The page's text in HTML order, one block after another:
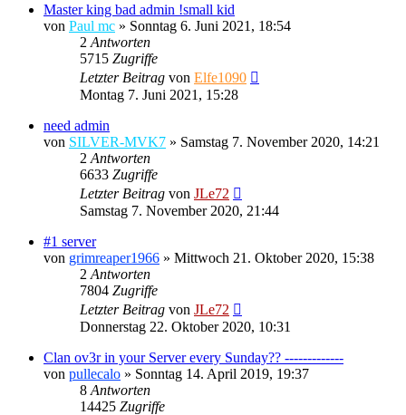
Master king bad admin !small kid
von Paul mc » Sonntag 6. Juni 2021, 18:54
2 Antworten
5715 Zugriffe
Letzter Beitrag von Elfe1090
Montag 7. Juni 2021, 15:28
need admin
von SILVER-MVK7 » Samstag 7. November 2020, 14:21
2 Antworten
6633 Zugriffe
Letzter Beitrag von JLe72
Samstag 7. November 2020, 21:44
#1 server
von grimreaper1966 » Mittwoch 21. Oktober 2020, 15:38
2 Antworten
7804 Zugriffe
Letzter Beitrag von JLe72
Donnerstag 22. Oktober 2020, 10:31
Clan ov3r in your Server every Sunday?? -------------
von pullecalo » Sonntag 14. April 2019, 19:37
8 Antworten
14425 Zugriffe